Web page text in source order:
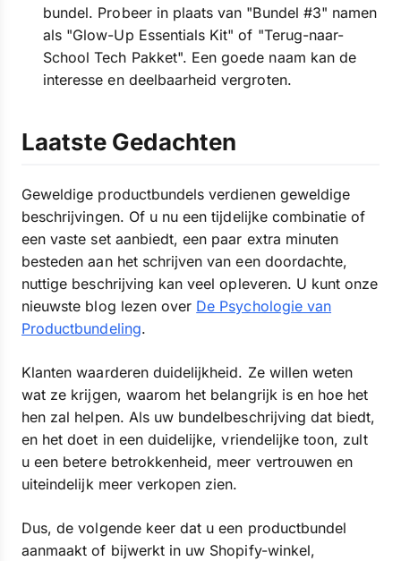
bundel. Probeer in plaats van "Bundel #3" namen
als "Glow-Up Essentials Kit" of "Terug-naar-
School Tech Pakket". Een goede naam kan de
interesse en deelbaarheid vergroten.
Laatste Gedachten
Geweldige productbundels verdienen geweldige
beschrijvingen. Of u nu een tijdelijke combinatie of
een vaste set aanbiedt, een paar extra minuten
besteden aan het schrijven van een doordachte,
nuttige beschrijving kan veel opleveren. U kunt onze
nieuwste blog lezen over De Psychologie van
Productbundeling.
Klanten waarderen duidelijkheid. Ze willen weten
wat ze krijgen, waarom het belangrijk is en hoe het
hen zal helpen. Als uw bundelbeschrijving dat biedt,
en het doet in een duidelijke, vriendelijke toon, zult
u een betere betrokkenheid, meer vertrouwen en
uiteindelijk meer verkopen zien.
Dus, de volgende keer dat u een productbundel
aanmaakt of bijwerkt in uw Shopify-winkel,